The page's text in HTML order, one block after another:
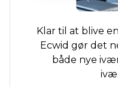
Klar til at blive
Ecwid gør det
både nye